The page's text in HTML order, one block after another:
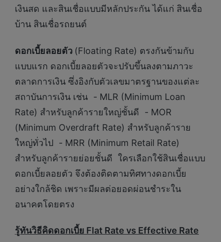
เงินสด และสินเชื่อแบบมีหลักประกัน ได้แก่ สินเชื่อ
บ้าน สินเชื่อรถยนต์
ดอกเบี้ยลอยตัว (Floating Rate) ตรงกันข้ามกับ
แบบแรก ดอกเบี้ยลอยตัวจะปรับขึ้นลงตามภาวะ
ตลาดการเงิน ซึ่งอิงกับตัวเลขมาตรฐานของแต่ละ
สถาบันการเงิน เช่น - MLR (Minimum Loan
Rate) สำหรับลูกค้ารายใหญ่ชั้นดี - MOR
(Minimum Overdraft Rate) สำหรับลูกค้าราย
ใหญ่ทั่วไป - MRR (Minimum Retail Rate)
สำหรับลูกค้ารายย่อยชั้นดี ใครเลือกใช้สินเชื่อแบบ
ดอกเบี้ยลอยตัว จึงต้องติดตามทิศทางดอกเบี้ย
อย่างใกล้ชิด เพราะมีผลต่อยอดผ่อนชำระใน
อนาคตโดยตรง
รู้ทันวิธีคิดดอกเบี้ย Flat Rate vs Effective Rate